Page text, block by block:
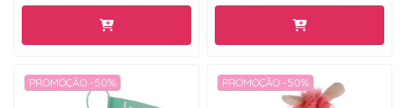
PROMOÇÃO -50% PROMOÇÃO -50%